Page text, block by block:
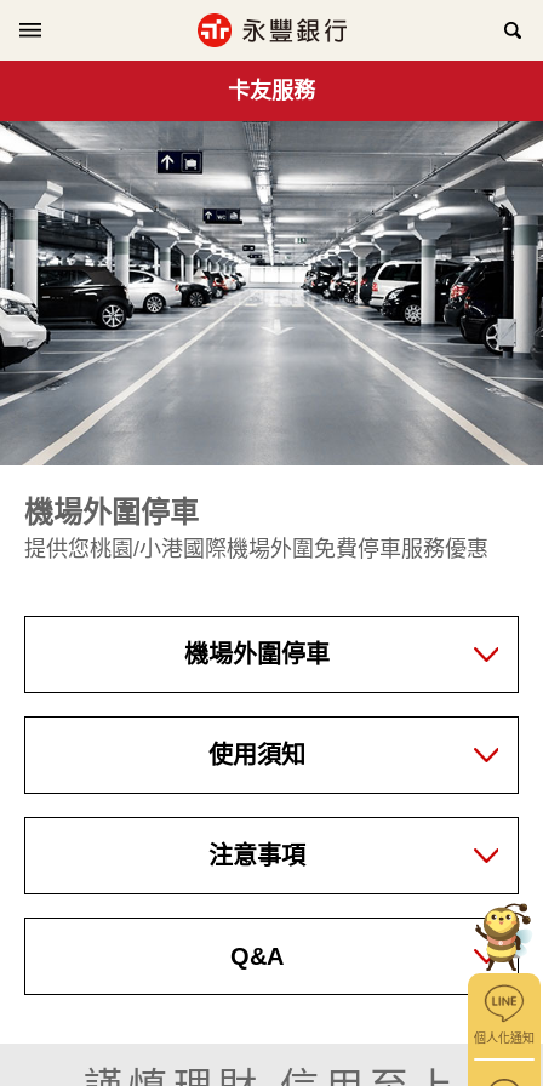
個人化通知
卡友服務
機場外圍停車
提供您桃園/小港國際機場外圍免費停車服務優惠
機場外圍停車
使用須知
注意事項
Q&A